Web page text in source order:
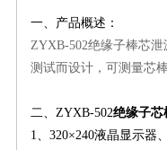
一、产品概述：
ZYXB-502绝缘子棒芯
测试而设计，可测量芯
二、ZYXB-502绝缘子芯
1、320×240液晶显示器